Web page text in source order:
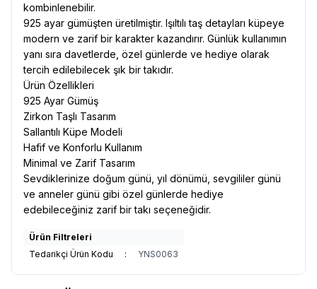
kombinlenebilir.
925 ayar gümüşten üretilmiştir. Işıltılı taş detayları küpeye
modern ve zarif bir karakter kazandırır. Günlük kullanımın
yanı sıra davetlerde, özel günlerde ve hediye olarak
tercih edilebilecek şık bir takıdır.
Ürün Özellikleri
925 Ayar Gümüş
Zirkon Taşlı Tasarım
Sallantılı Küpe Modeli
Hafif ve Konforlu Kullanım
Minimal ve Zarif Tasarım
Sevdiklerinize doğum günü, yıl dönümü, sevgililer günü
ve anneler günü gibi özel günlerde hediye
edebileceğiniz zarif bir takı seçeneğidir.
Ürün Filtreleri
Tedarikçi Ürün Kodu
: YNS0063